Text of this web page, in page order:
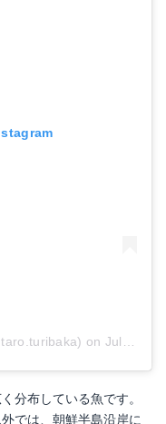
on Jul 14, 2018 at 9:33pm PDT
分布している魚です。
では、朝鮮半島沿岸に